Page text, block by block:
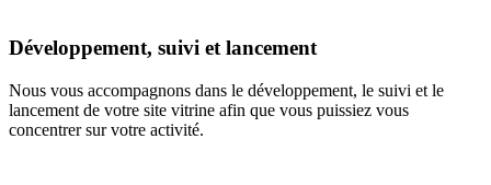
Développement, suivi et lancement
Nous vous accompagnons dans le développement, le suivi et le
lancement de votre site vitrine afin que vous puissiez vous
concentrer sur votre activité.